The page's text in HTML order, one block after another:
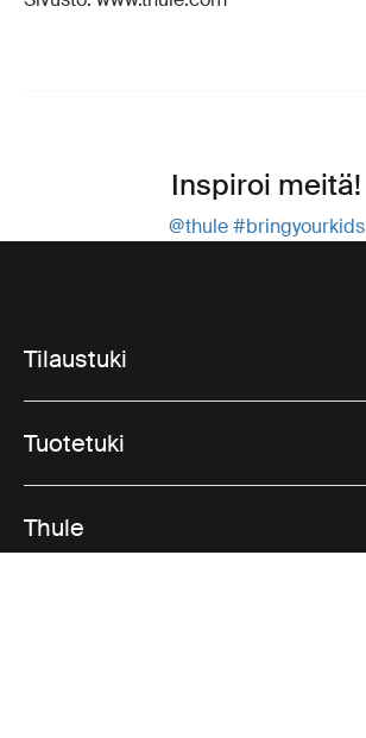
Inspiroi meitä!
@thule#bringyourkids
Tilaustuki
Tuotetuki
Thule